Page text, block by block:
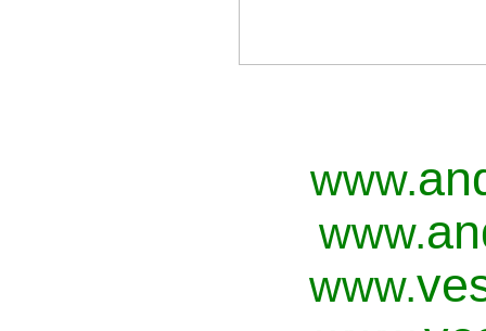
www.
www.
www.